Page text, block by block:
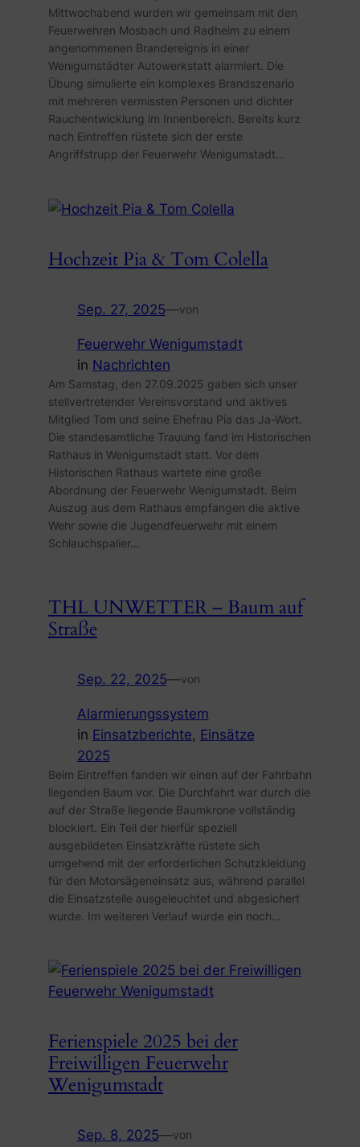
Mittwochabend wurden wir gemeinsam mit den
Feuerwehren Mosbach und Radheim zu einem
angenommenen Brandereignis in einer
Wenigumstädter Autowerkstatt alarmiert. Die
Übung simulierte ein komplexes Brandszenario
mit mehreren vermissten Personen und dichter
Rauchentwicklung im Innenbereich. Bereits kurz
nach Eintreffen rüstete sich der erste
Angriffstrupp der Feuerwehr Wenigumstadt…
Hochzeit Pia & Tom Colella
Sep. 27, 2025—von
Feuerwehr Wenigumstadt
in Nachrichten
Am Samstag, den 27.09.2025 gaben sich unser
stellvertretender Vereinsvorstand und aktives
Mitglied Tom und seine Ehefrau Pia das Ja-Wort.
Die standesamtliche Trauung fand im Historischen
Rathaus in Wenigumstadt statt. Vor dem
Historischen Rathaus wartete eine große
Abordnung der Feuerwehr Wenigumstadt. Beim
Auszug aus dem Rathaus empfangen die aktive
Wehr sowie die Jugendfeuerwehr mit einem
Schlauchspalier…
THL UNWETTER – Baum auf
Straße
Sep. 22, 2025—von
Alarmierungssystem
in Einsatzberichte, Einsätze
2025
Beim Eintreffen fanden wir einen auf der Fahrbahn
liegenden Baum vor. Die Durchfahrt war durch die
auf der Straße liegende Baumkrone vollständig
blockiert. Ein Teil der hierfür speziell
ausgebildeten Einsatzkräfte rüstete sich
umgehend mit der erforderlichen Schutzkleidung
für den Motorsägeneinsatz aus, während parallel
die Einsatzstelle ausgeleuchtet und abgesichert
wurde. Im weiteren Verlauf wurde ein noch…
Ferienspiele 2025 bei der
Freiwilligen Feuerwehr
Wenigumstadt
Sep. 8, 2025—von